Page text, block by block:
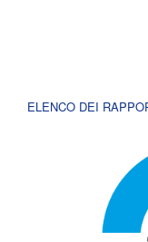
ELENCO DEI